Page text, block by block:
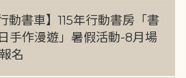
動書車】115年行動書房「書
手作漫遊」暑假活動-8月場
名